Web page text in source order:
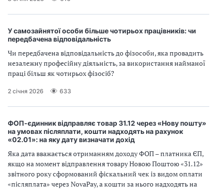
У самозайнятої особи більше чотирьох працівників: чи
передбачена відповідальність
Чи передбачена відповідальність до фізособи, яка провадить
незалежну професійну діяльність, за використання найманої
праці більш як чотирьох фізосіб?
2 січня 2026 633
ФОП-єдинник відправляє товар 31.12 через «Нову пошту»
на умовах післяплати, кошти надходять на рахунок
«02.01»: на яку дату визначати дохід
Яка дата вважається отриманням доходу ФОП – платника ЄП,
якщо на момент відправлення товару Новою Поштою «31.12»
звітного року сформований фіскальний чек із видом оплати
«післяплата» через NovaPay, а кошти за нього надходять на